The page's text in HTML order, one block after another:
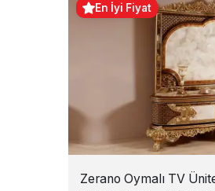
En İyi Fiyat
Zerano Oymalı TV